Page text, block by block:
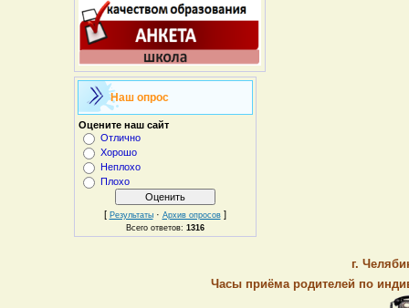
Наш опрос
Оцените наш сайт
Отлично
Хорошо
Неплохо
Плохо
[ Результаты· Архив опросов]
Всего ответов: 1316
г.
Часы приёма родителей по